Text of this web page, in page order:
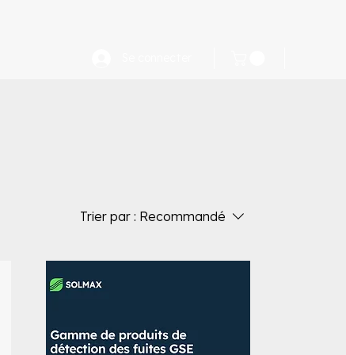
Trier par : Recommandé